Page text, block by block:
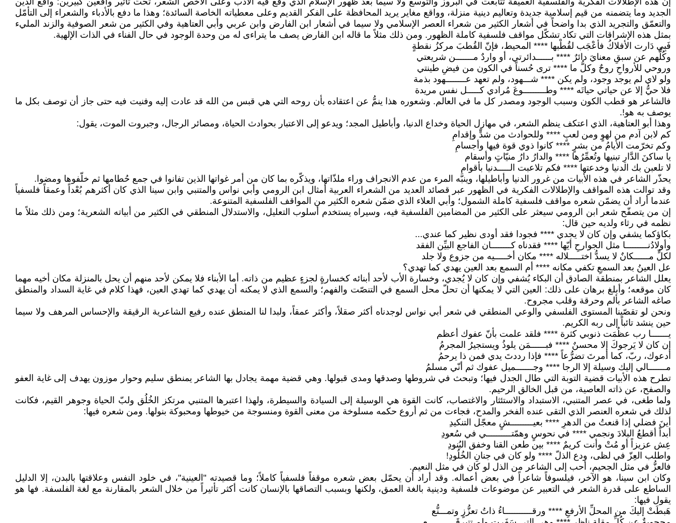
الجديد وما يتضمنه من قيم إسلامية جديدة وتعاليم دينية منزلة، وواقع مغاير يريد المحافظة على الفكر القديم وعلى معطياته الخاصة السائدة؛ وهذا ما دفع بالأدباء والشعراء إلى التأمّل
والتعمّق والتجريد الذي بدا واضحاً في أشعار الكثير من شعراء العصر الإسلامي ولا سيما في أشعار ابن الفارض وابن عربي وأبي العتاهية وفي الكثير من شعر الصوفية والزند المليء
بمثل هذه الإشراقات التي تكاد تشكّل مواقف فلسفية كاملة الظهور. ومن ذلك مثلاً ما قاله ابن الفارض يصف ما يتراءى له من وحدة الوجود في حال الفناء في الذات الإلهية.
فَبِي دَارت الأفلاكُ فأعْجَب لقُطْبها **** المحيط، فإنّ القُطبَ مركزُ نقطةٍ
وكُلُّهم عن سبقِ معنايَ دائرٌ **** بــــــدائرتي، أو واردٌ مـــــــن شريعتي
وروحي للأرواحِ روحٌ وكلُّ ما **** ترى حُسناً في الكون من فيضِ طينتي
ولو لاي لم يوجد وجود، ولم يكن **** شـــهود، ولم تعهد عــــــــهود بذمة
فلا حيُّ إلا عن حياتي حياتَه **** وطـــــــــوعَ مُرادي كـــــل نفس مريدة
فالشاعر هو قطب الكون وسبب الوجود ومصدر كل ما في العالم. وشعوره هذا ينمُّ عن اعتقاده بأن روحه التي هي قبس من الله قد عادت إليه وفنيت فيه حتى جاز أن توصف بكل ما
يوصف به هو!.
وهذا أبو العتاهية، الذي اعتكف ينظم الشعر، في مهازل الحياة وخداع الدنيا، وأباطيل المجد؛ ويدعو إلى الاعتبار بحوادث الحياة، ومصائر الرجال، وجبروت الموت، يقول:
كم لابن آدم من لهوٍ ومن لعبٍ **** وللحوادث من شدٍّ وإقدامِ
وكم تخرّمت الأيامُ من بشرٍ **** كانوا ذوي قوة فيها وأجسامِ
يا ساكنَ الدَّارِ تبنيها وتُعمِّرُها **** والدارُ دارُ منيّاتٍ وأسقام
لا تلعبن بك الدنيا وخدعتها **** فكم تلاعبت الـــــدنيا بأقوامِ
يحذّر الشاعر في هذه الأبيات من غرور الدنيا وأباطيلها، وينبّه المرء من عدم الانجراف وراء ملذّاتها، ويذكّره بما كان من أمر غواتها الذين تفانوا في جمع حُطامها ثم خلّفوها ومضوا.
وقد توالت هذه المواقف والإطلالات الفكرية في الظهور عبر قصائد العديد من الشعراء العربية أمثال ابن الرومي وأبي نواس والمتنبي وابن سينا الذي كان أكثرهم بُعْداً وعمقاً فلسفياً
عندما أراد أن يضمّن شعره مواقف فلسفية كاملة الشمول؛ وأبي العلاء الذي ضمّن شعره الكثير من المواقف الفلسفية المتنوعة.
إن من يتصفّح شعر ابن الرومي سيعثر على الكثير من المضامين الفلسفية فيه، وسيراه يستخدم أسلوب التعليل، والاستدلال المنطقي في الكثير من أبياته الشعرية؛ ومن ذلك مثلاً ما
نظمه في رثاء ولديه حين قال:
بكاؤكما يشفي وإن كان لا يجدي **** فجودا فقد أودى نظير كما عندي...
وأولادُنـــــــــا مثل الجوارحِ أيّها **** فقدناه كــــــــان الفاجع البيِّن الفقد
لكلٍّ مــــــكانٌ لا يسدُّ اختـــــلاله **** مكان أخـــــيه من جزوع ولا جلد
عل العينُ بعد السمعِ تكفي مكانه **** أم السمع بعد العين يهدي كما تهدي؟
يعلل الشاعر بمنطقة الصادق أن البكاء يُشفي وإن كان لا يُجدي، وخسارة الأب لأحد أبنائه كخسارةٍ لجزءٍ عظيم من ذاته. أما الأبناء فلا يمكن لأحد منهم أن يحل بالمنزلة مكان أخيه مهما
كان موقعه؛ وأبلغ برهان على ذلك: العين التي لا يمكنها أن تحلّ محل السمع في التنصّت والفهم؛ والسمع الذي لا يمكنه أن يهدي كما تهدي العين، فهذا كلام في غاية السداد والمنطق
صاغه الشاعر بألم وحرقة وقلب مجروح.
ونحن لو تقصّينا المستوى الفلسفي والوعي المنطقي في شعر أبي نواس لوجدناه أكثر صقلاً، وأكثر عمقاً، ولبدا لنا المنطق عنده رفيع الشاعرية الرقيقة والإحساس المرهف ولا سيما
حين ينشد تائباً إلى ربه الكريم.
يـــــــا رب عظُمَت ذنوبي كثرة **** فلقد علمت بأنّ عفوك أعظم
إن كان لا يَرجوكَ إلا محسنٌ **** فبــــــمَن يلوذُ ويستجيرُ المجرمُ
أدعوك، ربّ، كما أمرتَ تضرُّعاً **** فإذا رددتَ يدي فمن ذا يرحمُ
مـــــــالي إليك وسيلة إلا الرجا **** وجـــــــميل عفوك ثم أنّي مسلمُ
تطرح هذه الأبيات قضية التوبة التي طال الجدل فيها؛ وتبحث في شروطها وصدقها ومدى قبولها. وهي قضية مهمة يجادل بها الشاعر يمنطق سليم وحوار موزون يهدف إلى غاية العفو
والصفح، عن ذاته العاصية، من قبل الخالق الرحيم.
ولما طغى، في عصر المتنبي، الاستبداد والاستئثار والاغتصاب، كانت القوة هي الوسيلة إلى السيادة والسيطرة، ولهذا اعتبرها المتنبي مرتكز الخُلُق ولبّ الحياة وجوهر القيم، فكانت
لذلك في شعره العنصر الذي التقى عنده الفخر والمدح، فجاءت من ثم أروع حكمه مسلوخة من معنى القوة ومنسوجة من خيوطها ومحبوكة بنولها. ومن شعره فيها:
أينَ فضلي إذا قنعتُ من الدهرِ **** بعيـــــــــشٍ معجّل التنكيدِ
أبداً أقطعُ البلادَ ونجمي **** في نحوسٍ وهمّتــــــــــي في سُعودِ
عِش عزيزاً أو مُتْ وأنت كريمٌ **** بين طعن القنا وخفق البُنودِ
واطلب العِزّ في لظى، ودع الذلّ **** ولو كان في جنانِ الخُلُودِ!
فالعزُّ في مثل الجحيم، أحب إلى الشاعر من الذل لو كان في مثل النعيم.
وكان ابن سينا، هو الآخر، فيلسوفاً شاعراً في بعض أعماله. وقد أراد أن يحمّل بعض شعره موقفاً فلسفياً كاملاً؛ وما قصيدته "العينية"، في خلود النفس وعلاقتها بالبدن، إلا الدليل
الساطع على قدرة الشعر في التعبير عن موضوعات فلسفية ودينية بالغة العمق، ولكنها وبسبب التصاقها بالإنسان كانت أكثر تأثيراً من خلال الشعر بالمقارنة مع لغة الفلسفة. فها هو
يقول فيها:
هَبطَتْ إليكَ من المحلِّ الأرفعِ **** ورقـــــــــــاءُ ذاتُ تعزُّزٍ وتمـــنُّع